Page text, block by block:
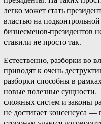
легко может стать
властью на
бизнесменов-президентов
ставили не просто так.
Естественно, разборки во
приводят к очень
разборки способны в
новые полезные сущности.
сложных систем и законы
не достигает консенсуса —